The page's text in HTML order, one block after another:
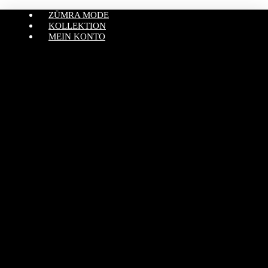
ZÜMRA MODE
KOLLEKTION
MEIN KONTO